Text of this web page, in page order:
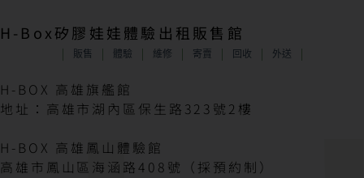
H-Box矽膠娃娃體驗出租販售館
販售 體驗 維修 寄賣 回收 外送
H-BOX 高雄旗艦館
地址：高雄市湖內區保生路323號2樓
H-BOX 高雄鳳山體驗館
高雄市鳳山區海涵路408號（採預約制）